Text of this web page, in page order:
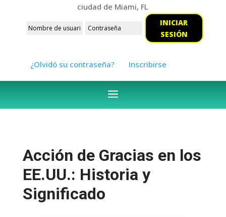
ciudad de Miami, FL
INICIAR
SESIÓN
¿Olvidó su contraseña? Inscribirse
Acción de Gracias en los
EE.UU.: Historia y
Significado